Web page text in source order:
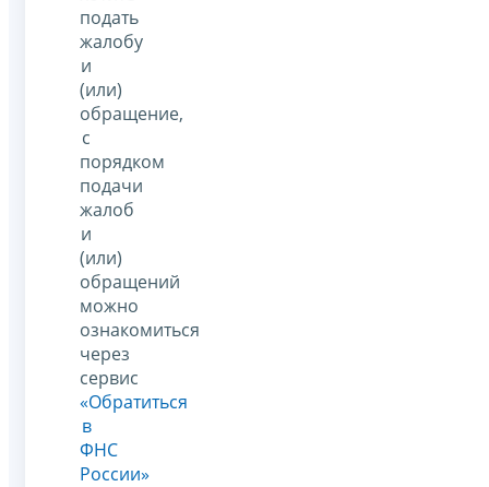
подать
жалобу
и
(или)
обращение,
с
порядком
подачи
жалоб
и
(или)
обращений
можно
ознакомиться
через
сервис
«Обратиться
в
ФНС
России»